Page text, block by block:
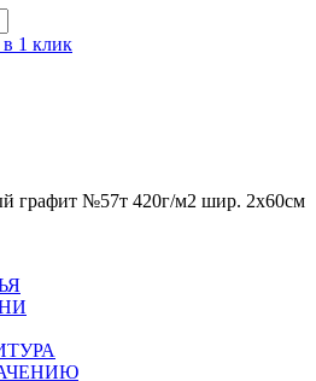
1 клик
графит №57т 420г/м2 шир. 2х60см